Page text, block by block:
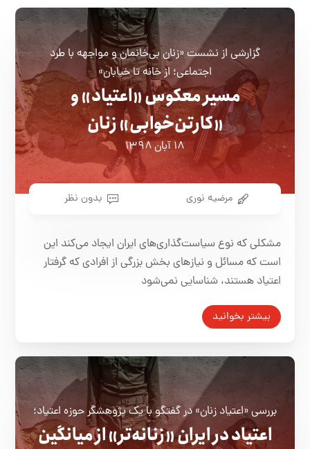
گزارشی از نشست «زنان بی‌خانمان و مواجهه با طرد
اجتماعی؛ از خانه تا خیابان»
مسیر معکوس «اعتیاد» و
«کارتن‌خوابی» زنان
۱۸ آبان ۱۳۹۸
مرضیه نوری بدون نظر
مشکلی که نوع سیاست‌گذاری‌های ایران ایجاد می‌کند این
است که مسائل و نیازهای بخش بزرگی از افرادی که گرفتار
اعتیاد هستند، شناسایی نمی‌شود
بیشتر بخوانید
بررسی «اعتیاد زنان» در گفتگو با یک پژوهشگر حوزه اعتیاد؛
اعتیاد در ایران «زنانه‌تر» از میانگین